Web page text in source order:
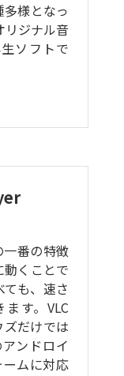
様となっ
リジナル音
ソフトで
一番の特徴
動くことで
も、速さ
す。VLC
だけでは
ンドロイ
ムに対応